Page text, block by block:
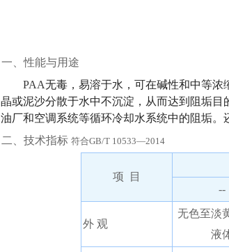
一、性能与用途
PAA无毒，易溶于水，可在碱性和中等浓
晶或泥沙分散于水中不沉淀，从而达到阻垢目
油厂和空调系统等循环冷却水系统中的阻垢。
二、技术指标 符合GB/T 10533—2014
项 目
--
外 观
无色至淡
液